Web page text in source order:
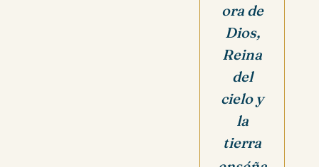
ora de
Dios,
Reina
del
cielo y
la
tierra